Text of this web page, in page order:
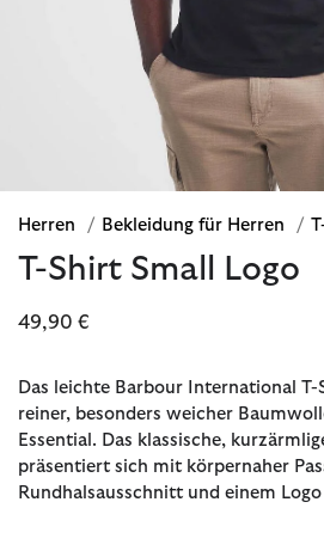
Herren / Bekleidung für Herren /
T-Shirt Small Logo
49,90 €
Das leichte Barbour International T-
reiner, besonders weicher
Essential. Das klassische,
präsentiert sich mit körpernaher
Rundhalsausschnitt und einem